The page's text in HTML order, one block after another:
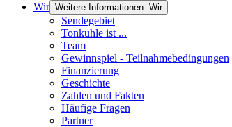
Wir Weitere Informationen: Wir
Sendegebiet
Tonkuhle ist ...
Team
Gewinnspiel - Teilnahmebedingungen
Finanzierung
Geschichte
Zahlen und Fakten
Häufige Fragen
Partner